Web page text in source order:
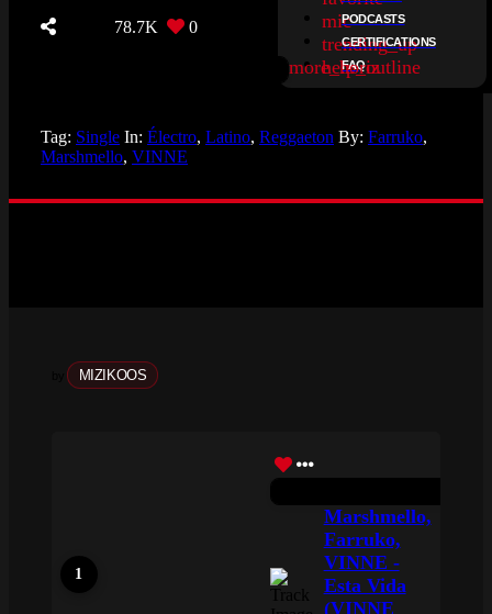
micPODCASTS
trending_up
CERTIFICATIONS
help_outline
FAQ
78.7K 0
more_horiz
Tag: Single In: Électro, Latino, Reggaeton By: Farruko,
Marshmello, VINNE
MIZIKOOS
Marshmello,
Farruko,
VINNE -
Esta Vida
(VINNE